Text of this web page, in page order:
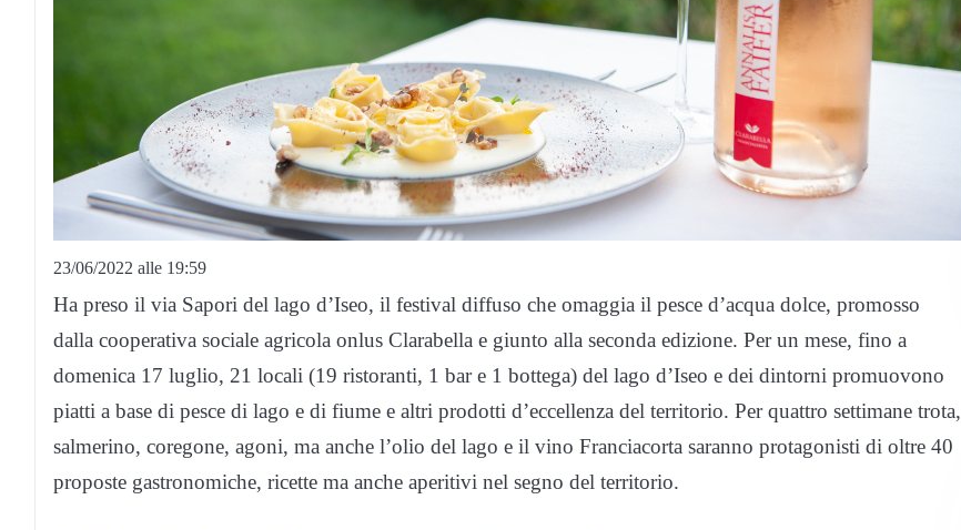
23/06/2022 alle 19:59
Ha preso il via Sapori del lago d’Iseo, il festival diffuso che omaggia il pesce d’acqua dolce, promosso
dalla cooperativa sociale agricola onlus Clarabella e giunto alla seconda edizione. Per un mese, fino a
domenica 17 luglio, 21 locali (19 ristoranti, 1 bar e 1 bottega) del lago d’Iseo e dei dintorni promuovono
piatti a base di pesce di lago e di fiume e altri prodotti d’eccellenza del territorio. Per quattro settimane trota,
salmerino, coregone, agoni, ma anche l’olio del lago e il vino Franciacorta saranno protagonisti di oltre 40
proposte gastronomiche, ricette ma anche aperitivi nel segno del territorio.